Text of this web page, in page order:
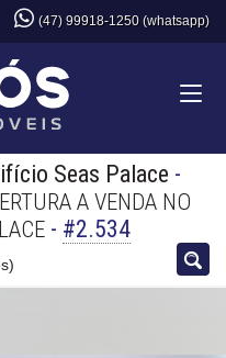
(47) 99918-1250 (whatsapp)
Seas Palace -
A VENDA NO
- #2.534